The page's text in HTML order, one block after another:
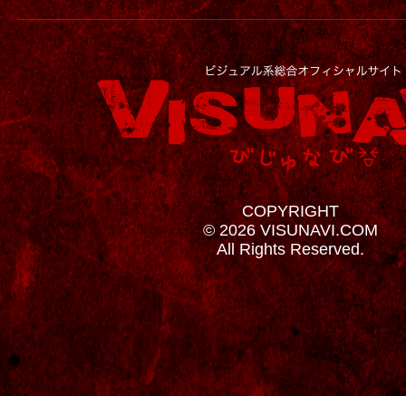
COPYRIGHT
© 2026 VISUNAVI.COM
All Rights Reserved.